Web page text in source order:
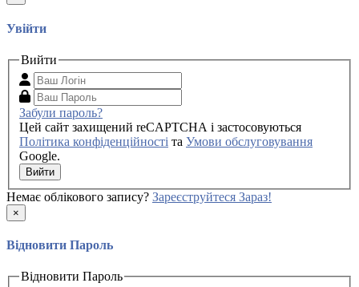
Увійти
Вийти
Забули пароль?
Цей сайт захищений reCAPTCHA і застосовуються
Політика конфіденційності та Умови обслуговування
Google.
Вийти
Немає облікового запису? Зареєструйтеся Зараз!
×
Відновити Пароль
Відновити Пароль